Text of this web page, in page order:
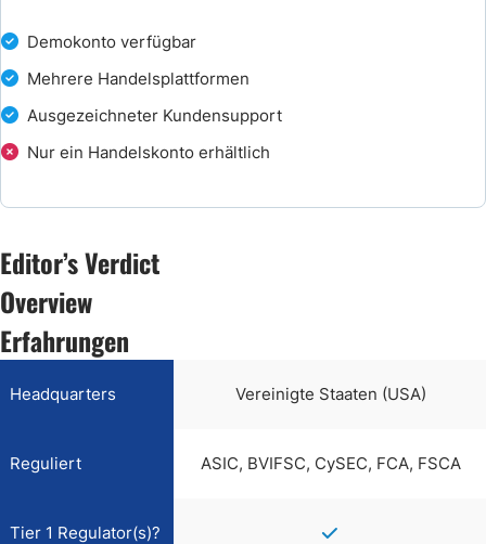
Demokonto verfügbar
Mehrere Handelsplattformen
Ausgezeichneter Kundensupport
Nur ein Handelskonto erhältlich
Editor’s Verdict
Overview
Erfahrungen
Headquarters Vereinigte Staaten (USA)
Reguliert ASIC, BVIFSC, CySEC, FCA, FSCA
Tier 1 Regulator(s)?